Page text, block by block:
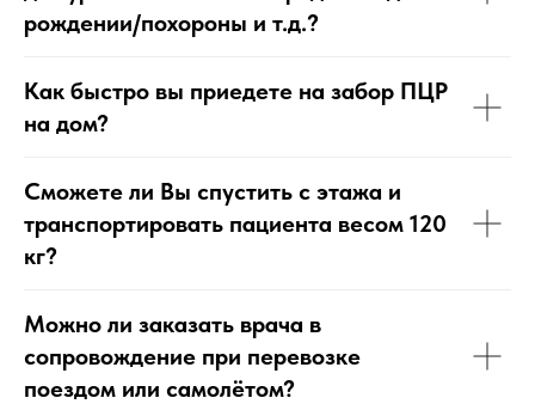
рождении/похороны и т.д.?
Как быстро вы приедете на забор ПЦР
на дом?
Сможете ли Вы спустить с этажа и
транспортировать пациента весом 120
кг?
Можно ли заказать врача в
сопровождение при перевозке
поездом или самолётом?